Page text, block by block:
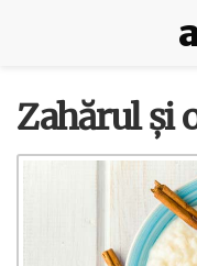
Zahărul și